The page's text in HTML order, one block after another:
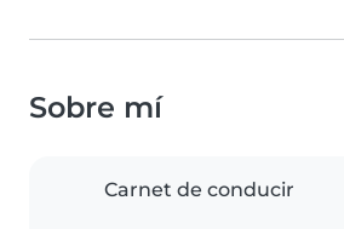
Sobre mí
Carnet de conducir